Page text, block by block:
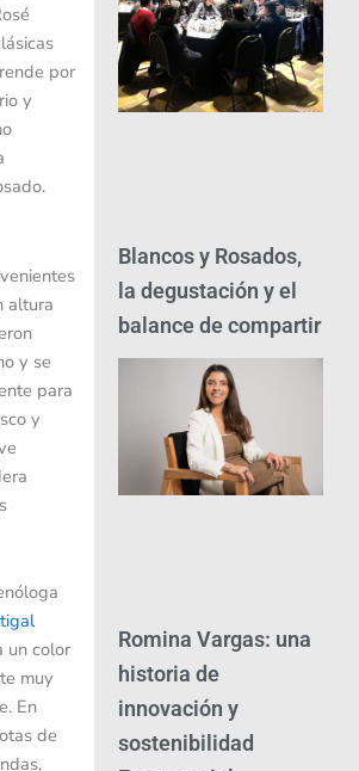
por
y
altura
y se
para
y
un color
muy
En
de
Blancos y Rosados,
la degustación y el
balance de compartir
Romina Vargas: una
historia de
innovación y
sostenibilidad